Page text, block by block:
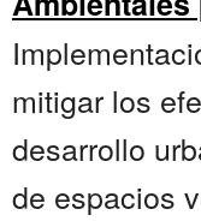
mitigar los
desarrollo
de espacios